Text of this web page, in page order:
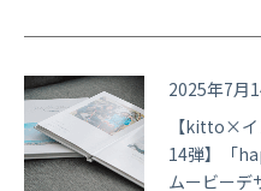
2025年7月
【kitto×イ
14弾】「
ムービーデ